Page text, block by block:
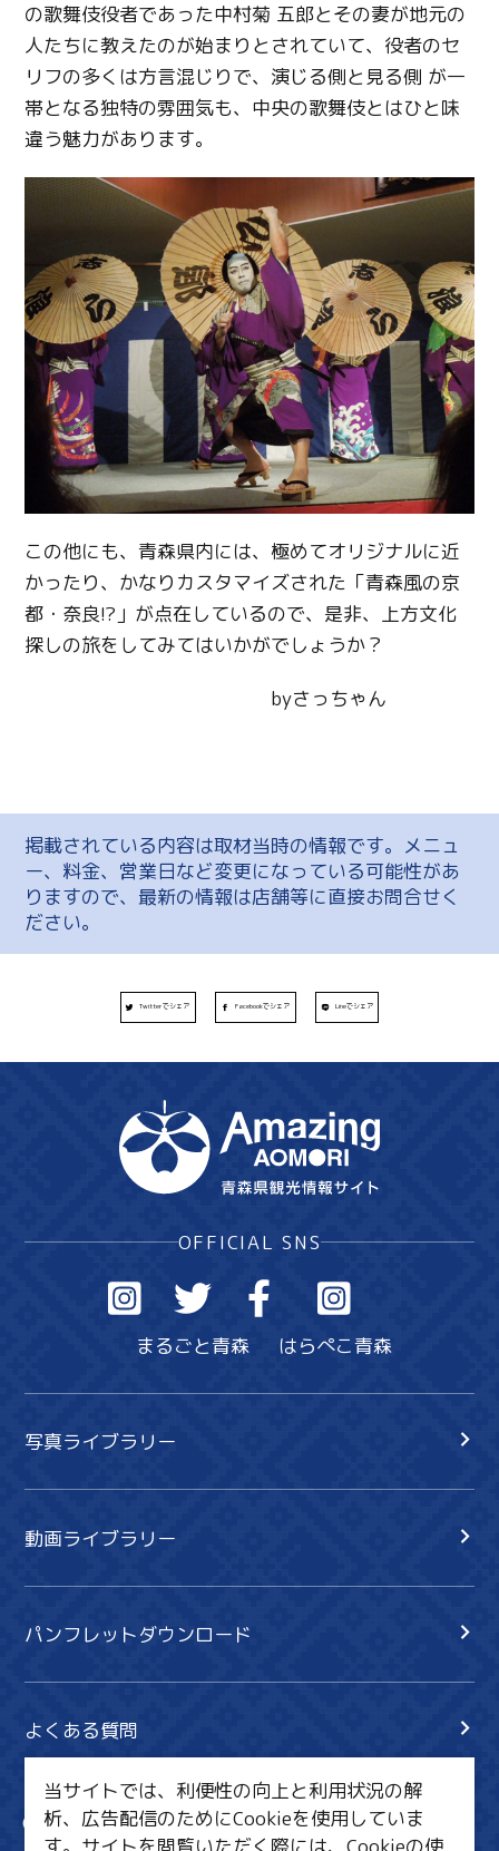
の歌舞伎役者であった中村菊 五郎とその妻が地元の
人たちに教えたのが始まりとされていて、役者のセ
リフの多くは方言混じりで、演じる側と見る側 が一
帯となる独特の雰囲気も、中央の歌舞伎とはひと味
違う魅力があります。
この他にも、青森県内には、極めてオリジナルに近
かったり、かなりカスタマイズされた「青森風の京
都・奈良!?」が点在しているので、是非、上方文化
探しの旅をしてみてはいかがでしょうか？
byさっちゃん
掲載されている内容は取材当時の情報です。メニュ
ー、料金、営業日など変更になっている可能性があ
りますので、最新の情報は店舗等に直接お問合せく
ださい。
Twitterでシェア Facebookでシェア Lineでシェア
OFFICIAL SNS
まるごと青森 はらぺこ青森
写真ライブラリー
動画ライブラリー
パンフレットダウンロード
よくある質問
サイト内検索 共有
当サイトでは、利便性の向上と利用状況の解
析、広告配信のためにCookieを使用していま
す。サイトを閲覧いただく際には、Cookieの使